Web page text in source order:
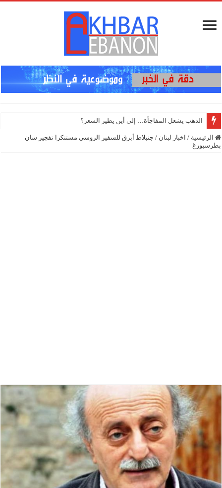
إنذا
الرئيسية / اخبار لبنان / جنبلاط أبرق للسفير الروسي مستنكرا تفجير سان
بطرسبورغ